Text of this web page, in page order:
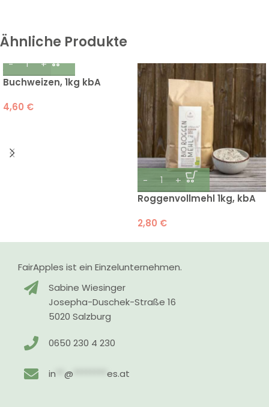
Ähnliche Produkte
Buchweizen, 1kg kbA
4,60 €
Roggenvollmehl 1kg, kbA
2,80 €
FairApples ist ein Einzelunternehmen.
Sabine Wiesinger
Josepha-Duschek-Straße 16
5020 Salzburg
0650 230 4 230
in **@ ********es.at